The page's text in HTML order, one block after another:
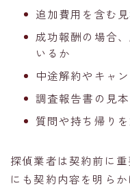
追加費用を含む
成功報酬の場合
いるか
中途解約やキャ
調査報告書の見
質問や持ち帰り
探偵業者は契約前に
にも契約内容を明ら